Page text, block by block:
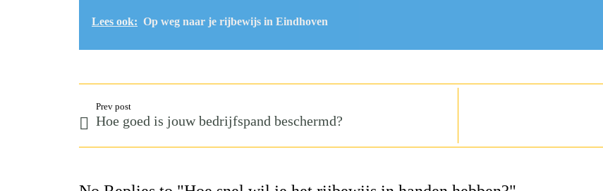
Lees ook: Op weg naar je rijbewijs in Eindhoven
Prev post
Hoe goed is jouw bedrijfspand beschermd?